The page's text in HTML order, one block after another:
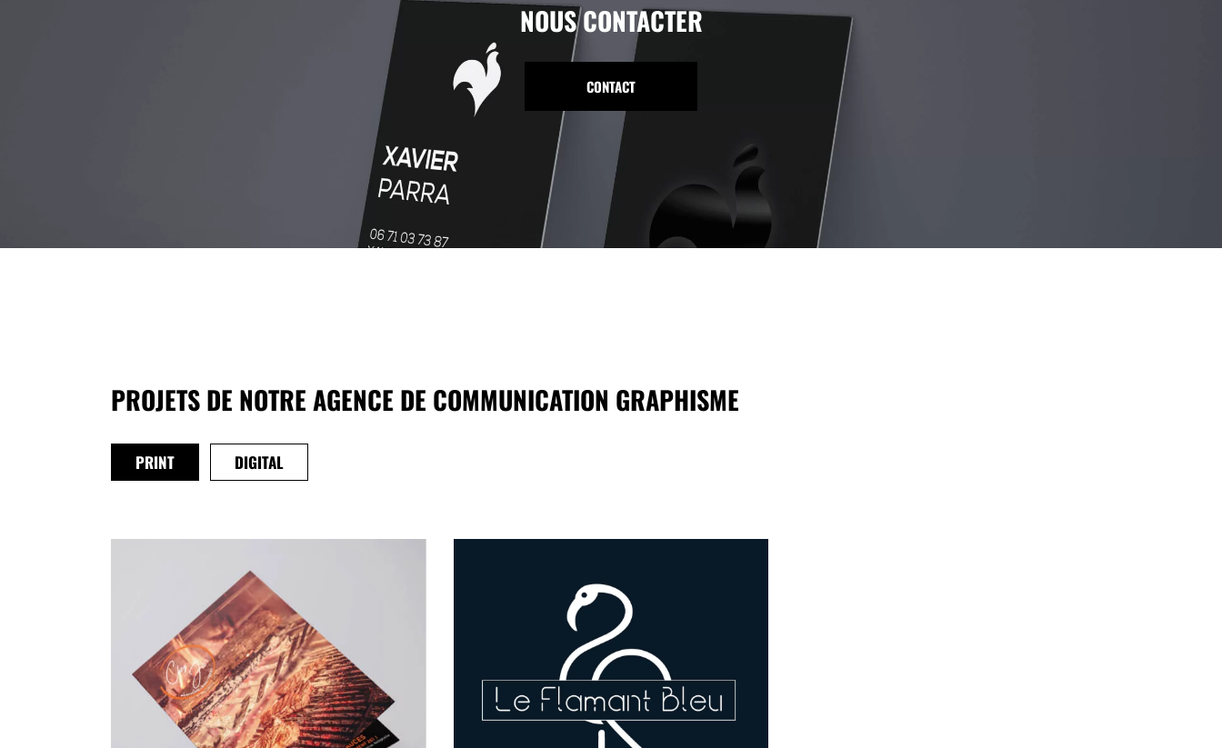
NOUS CONTACTER
CONTACT
PROJETS DE NOTRE AGENCE DE COMMUNICATION GRAPHISME
PRINT DIGITAL